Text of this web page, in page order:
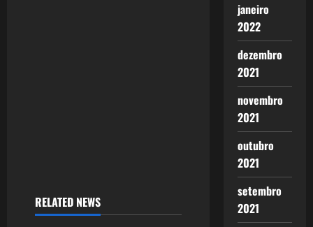
RELATED NEWS
janeiro
2022
dezembro
2021
novembro
2021
outubro
2021
setembro
2021